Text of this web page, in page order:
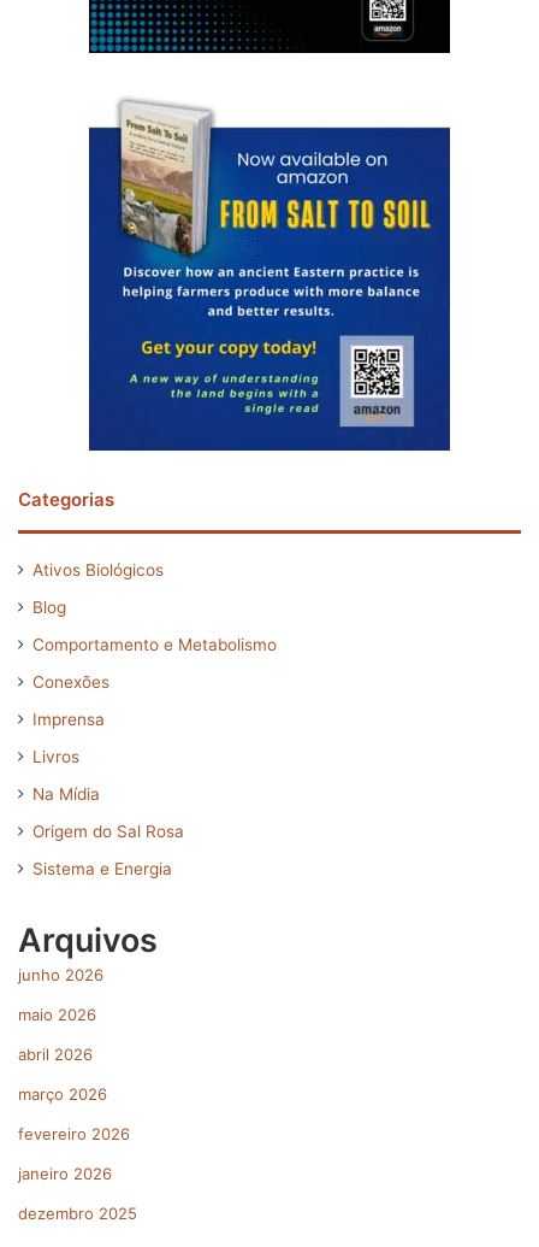
Categorias
Ativos Biológicos
Blog
Comportamento e Metabolismo
Conexões
Imprensa
Livros
Na Mídia
Origem do Sal Rosa
Sistema e Energia
Arquivos
junho 2026
maio 2026
abril 2026
março 2026
fevereiro 2026
janeiro 2026
dezembro 2025